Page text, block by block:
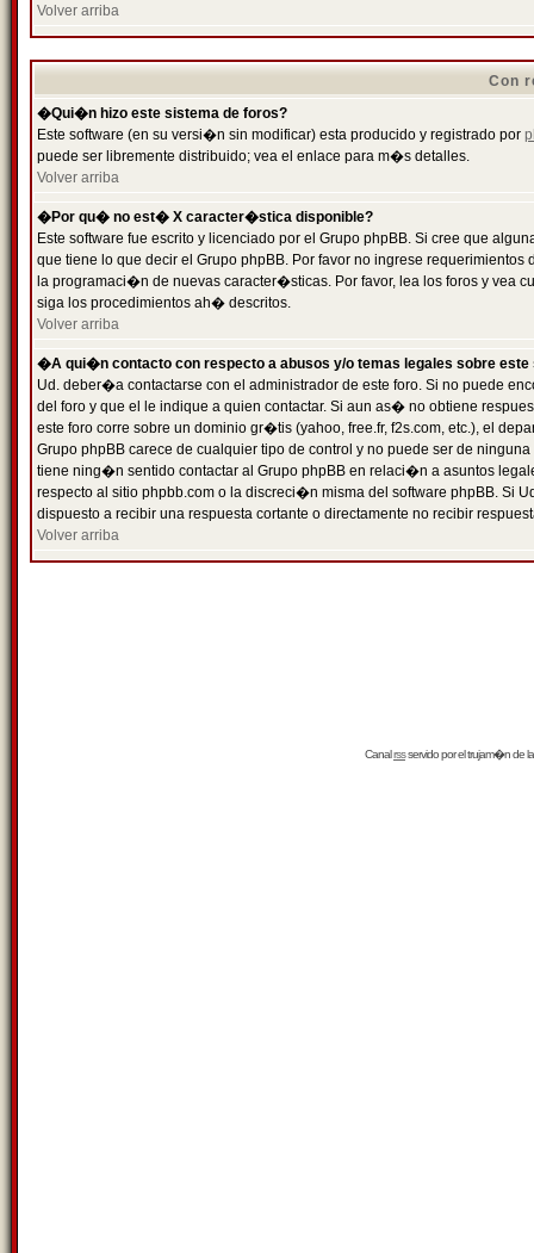
Volver arriba
Con
�Qui�n hizo este sistema de foros?
Este software (en su versi�n sin modificar) esta producido y registrado por
puede ser libremente distribuido; vea el enlace para m�s detalles.
Volver arriba
�Por qu� no est� X caracter�stica disponible?
Este software fue escrito y licenciado por el Grupo phpBB. Si cree que
que tiene lo que decir el Grupo phpBB. Por favor no ingrese
la programaci�n de nuevas caracter�sticas. Por favor, lea los foros y vea
siga los procedimientos ah� descritos.
Volver arriba
�A qui�n contacto con respecto a abusos y/o temas legales sobre este
Ud. deber�a contactarse con el administrador de este foro. Si no puede
del foro y que el le indique a quien contactar. Si aun as� no obtiene
este foro corre sobre un dominio gr�tis (yahoo, free.fr, f2s.com, etc.), el
Grupo phpBB carece de cualquier tipo de control y no puede ser de
tiene ning�n sentido contactar al Grupo phpBB en relaci�n a asuntos
respecto al sitio phpbb.com o la discreci�n misma del software phpBB. Si
dispuesto a recibir una respuesta cortante o directamente no recibir
Volver arriba
Canalrssservido por eltrujam�nde